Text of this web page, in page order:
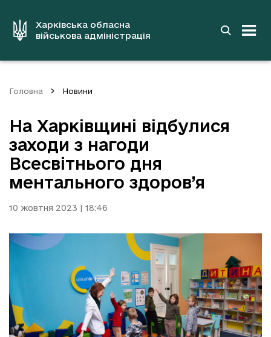
вмістуХарківська обласна
військова адміністрація
Головна Новини
На Харківщині відбулися
заходи з нагоди
Всесвітнього дня
ментального здоров’я
10 жовтня 2023 | 18:46